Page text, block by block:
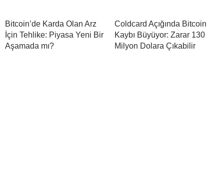
Bitcoin’de Karda Olan Arz
İçin Tehlike: Piyasa Yeni Bir
Aşamada mı?
Coldcard Açığında Bitcoin
Kaybı Büyüyor: Zarar 130
Milyon Dolara Çıkabilir